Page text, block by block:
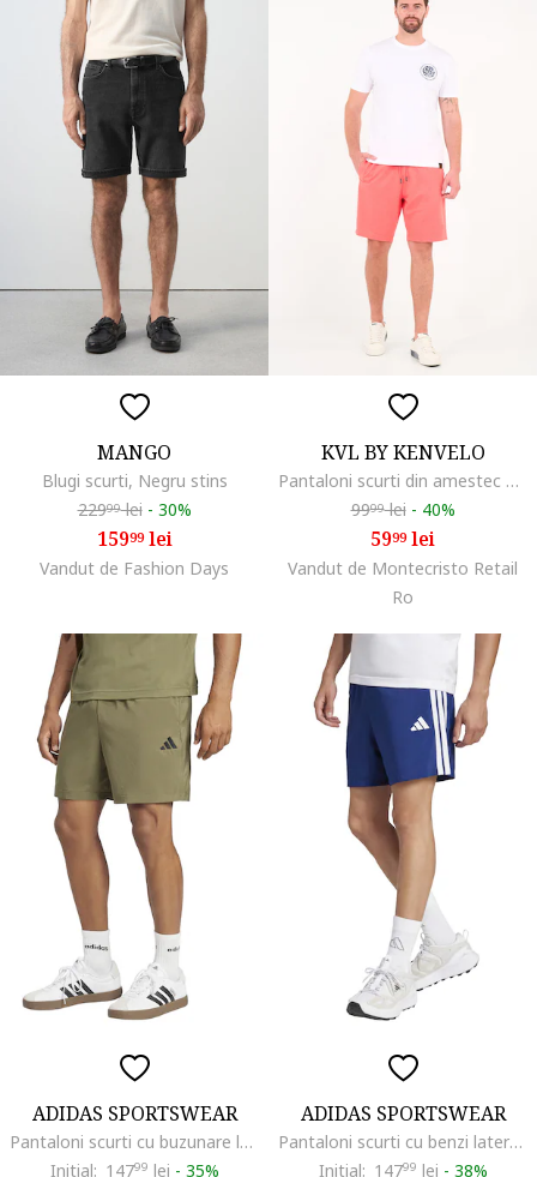
MANGO
Blugi scurti, Negru stins
22999lei - 30%
15999lei
Vandut de Fashion Days
KVL BY KENVELO
Pantaloni scurti din amestec de bumbac cu snur, Coral
9999lei - 40%
5999lei
Vandut de Montecristo Retail
Ro
ADIDAS SPORTSWEAR
Pantaloni scurti cu buzunare laterale, Kaki
Initial: 14799 lei - 35%
ADIDAS SPORTSWEAR
Pantaloni scurti cu benzi laterale cu logo Chelsea, Alb/Albastru inchis
Initial: 14799 lei - 38%